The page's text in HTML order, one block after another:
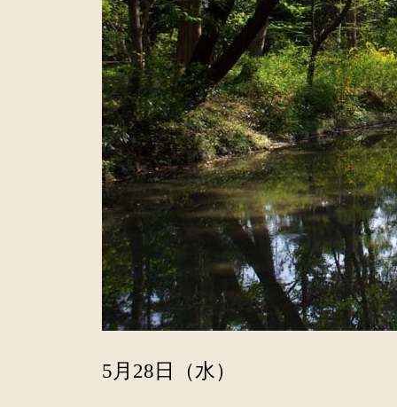
5月28日（水）